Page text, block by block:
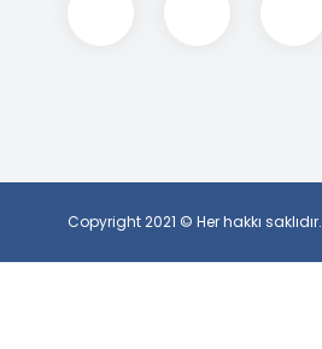
Copyright 2021 © Her hakkı saklıdır.